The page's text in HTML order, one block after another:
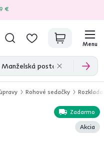
€ recenzií
Menu
Rohové sedačky
Zadarmo
Akcia